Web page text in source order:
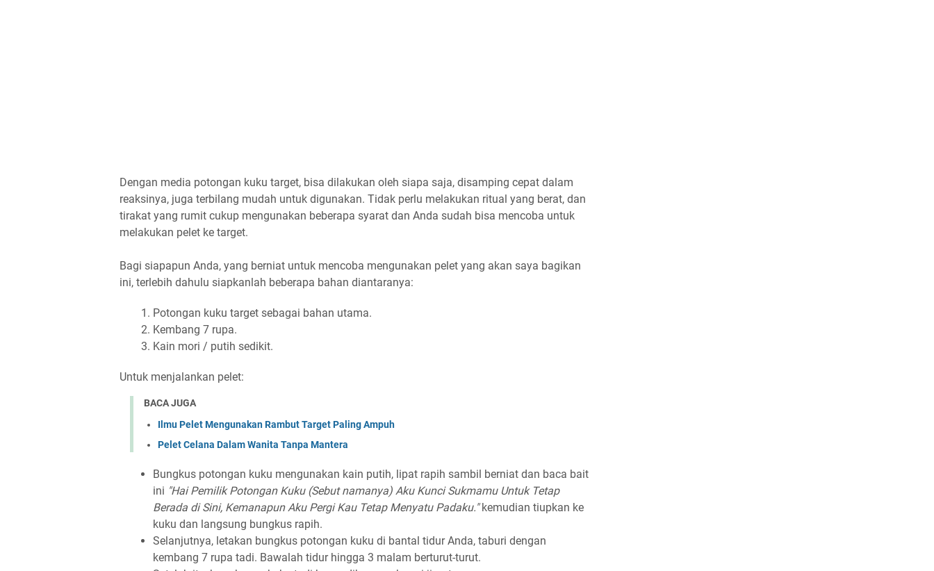
Dengan media potongan kuku target, bisa dilakukan oleh siapa saja, disamping cepat dalam
reaksinya, juga terbilang mudah untuk digunakan. Tidak perlu melakukan ritual yang berat, dan
tirakat yang rumit cukup mengunakan beberapa syarat dan Anda sudah bisa mencoba untuk
melakukan pelet ke target.
Bagi siapapun Anda, yang berniat untuk mencoba mengunakan pelet yang akan saya bagikan
ini, terlebih dahulu siapkanlah beberapa bahan diantaranya:
Potongan kuku target sebagai bahan utama.
Kembang 7 rupa.
Kain mori / putih sedikit.
Untuk menjalankan pelet:
BACA JUGA
Ilmu Pelet Mengunakan Rambut Target Paling Ampuh
Pelet Celana Dalam Wanita Tanpa Mantera
Bungkus potongan kuku mengunakan kain putih, lipat rapih sambil berniat dan baca bait
ini "Hai Pemilik Potongan Kuku (Sebut namanya) Aku Kunci Sukmamu Untuk Tetap
Berada di Sini, Kemanapun Aku Pergi Kau Tetap Menyatu Padaku."kemudian tiupkan ke
kuku dan langsung bungkus rapih.
Selanjutnya, letakan bungkus potongan kuku di bantal tidur Anda, taburi dengan
kembang 7 rupa tadi. Bawalah tidur hingga 3 malam berturut-turut.